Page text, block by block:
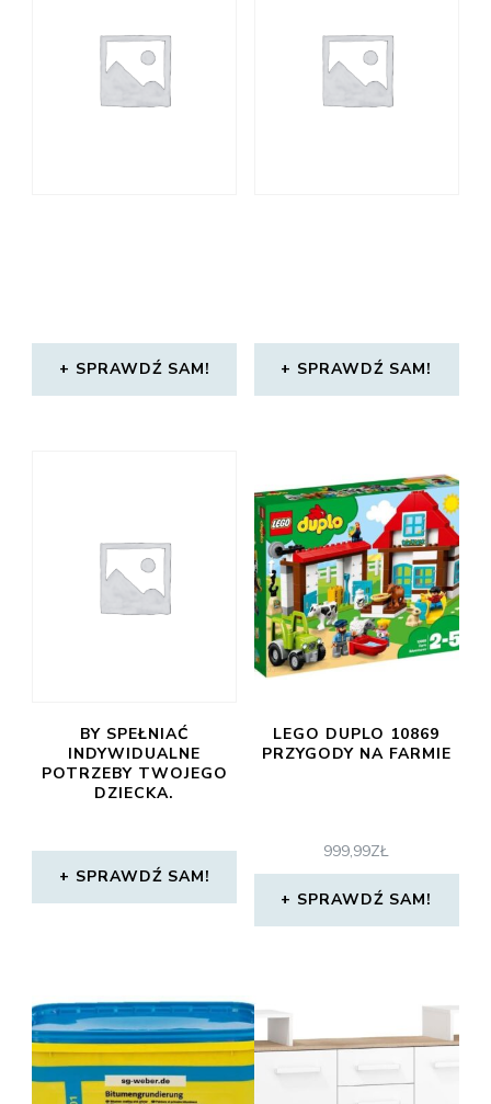
SPRAWDŹ SAM! SPRAWDŹ SAM!
BY SPEŁNIAĆ
INDYWIDUALNE
POTRZEBY TWOJEGO
DZIECKA.
SPRAWDŹ SAM!
LEGO DUPLO 10869
PRZYGODY NA FARMIE
999,99ZŁ
SPRAWDŹ SAM!